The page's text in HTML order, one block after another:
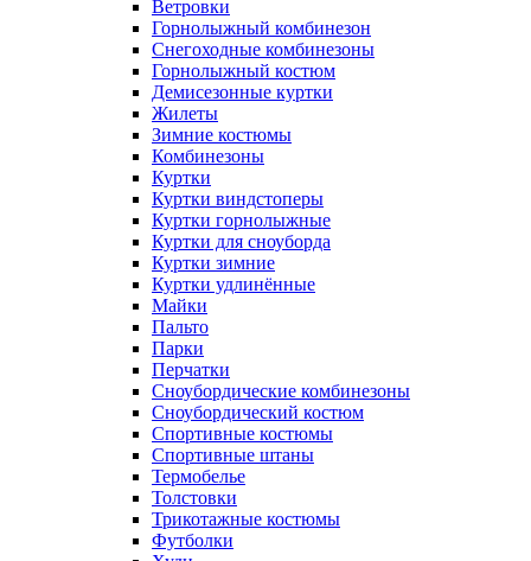
Ветровки
Горнолыжный комбинезон
Снегоходные комбинезоны
Горнолыжный костюм
Демисезонные куртки
Жилеты
Зимние костюмы
Комбинезоны
Куртки
Куртки виндстоперы
Куртки горнолыжные
Куртки для сноуборда
Куртки зимние
Куртки удлинённые
Майки
Пальто
Парки
Перчатки
Сноубордические комбинезоны
Сноубордический костюм
Спортивные костюмы
Спортивные штаны
Термобелье
Толстовки
Трикотажные костюмы
Футболки